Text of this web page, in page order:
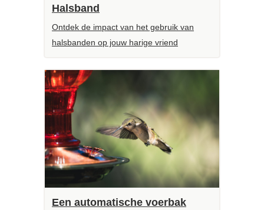
Halsband
Ontdek de impact van het gebruik van
halsbanden op jouw harige vriend
Een automatische voerbak